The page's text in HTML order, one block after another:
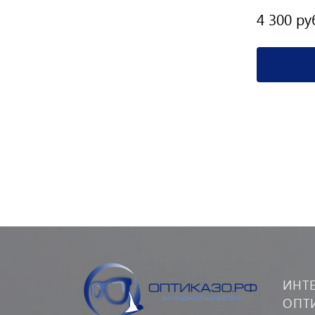
4 300